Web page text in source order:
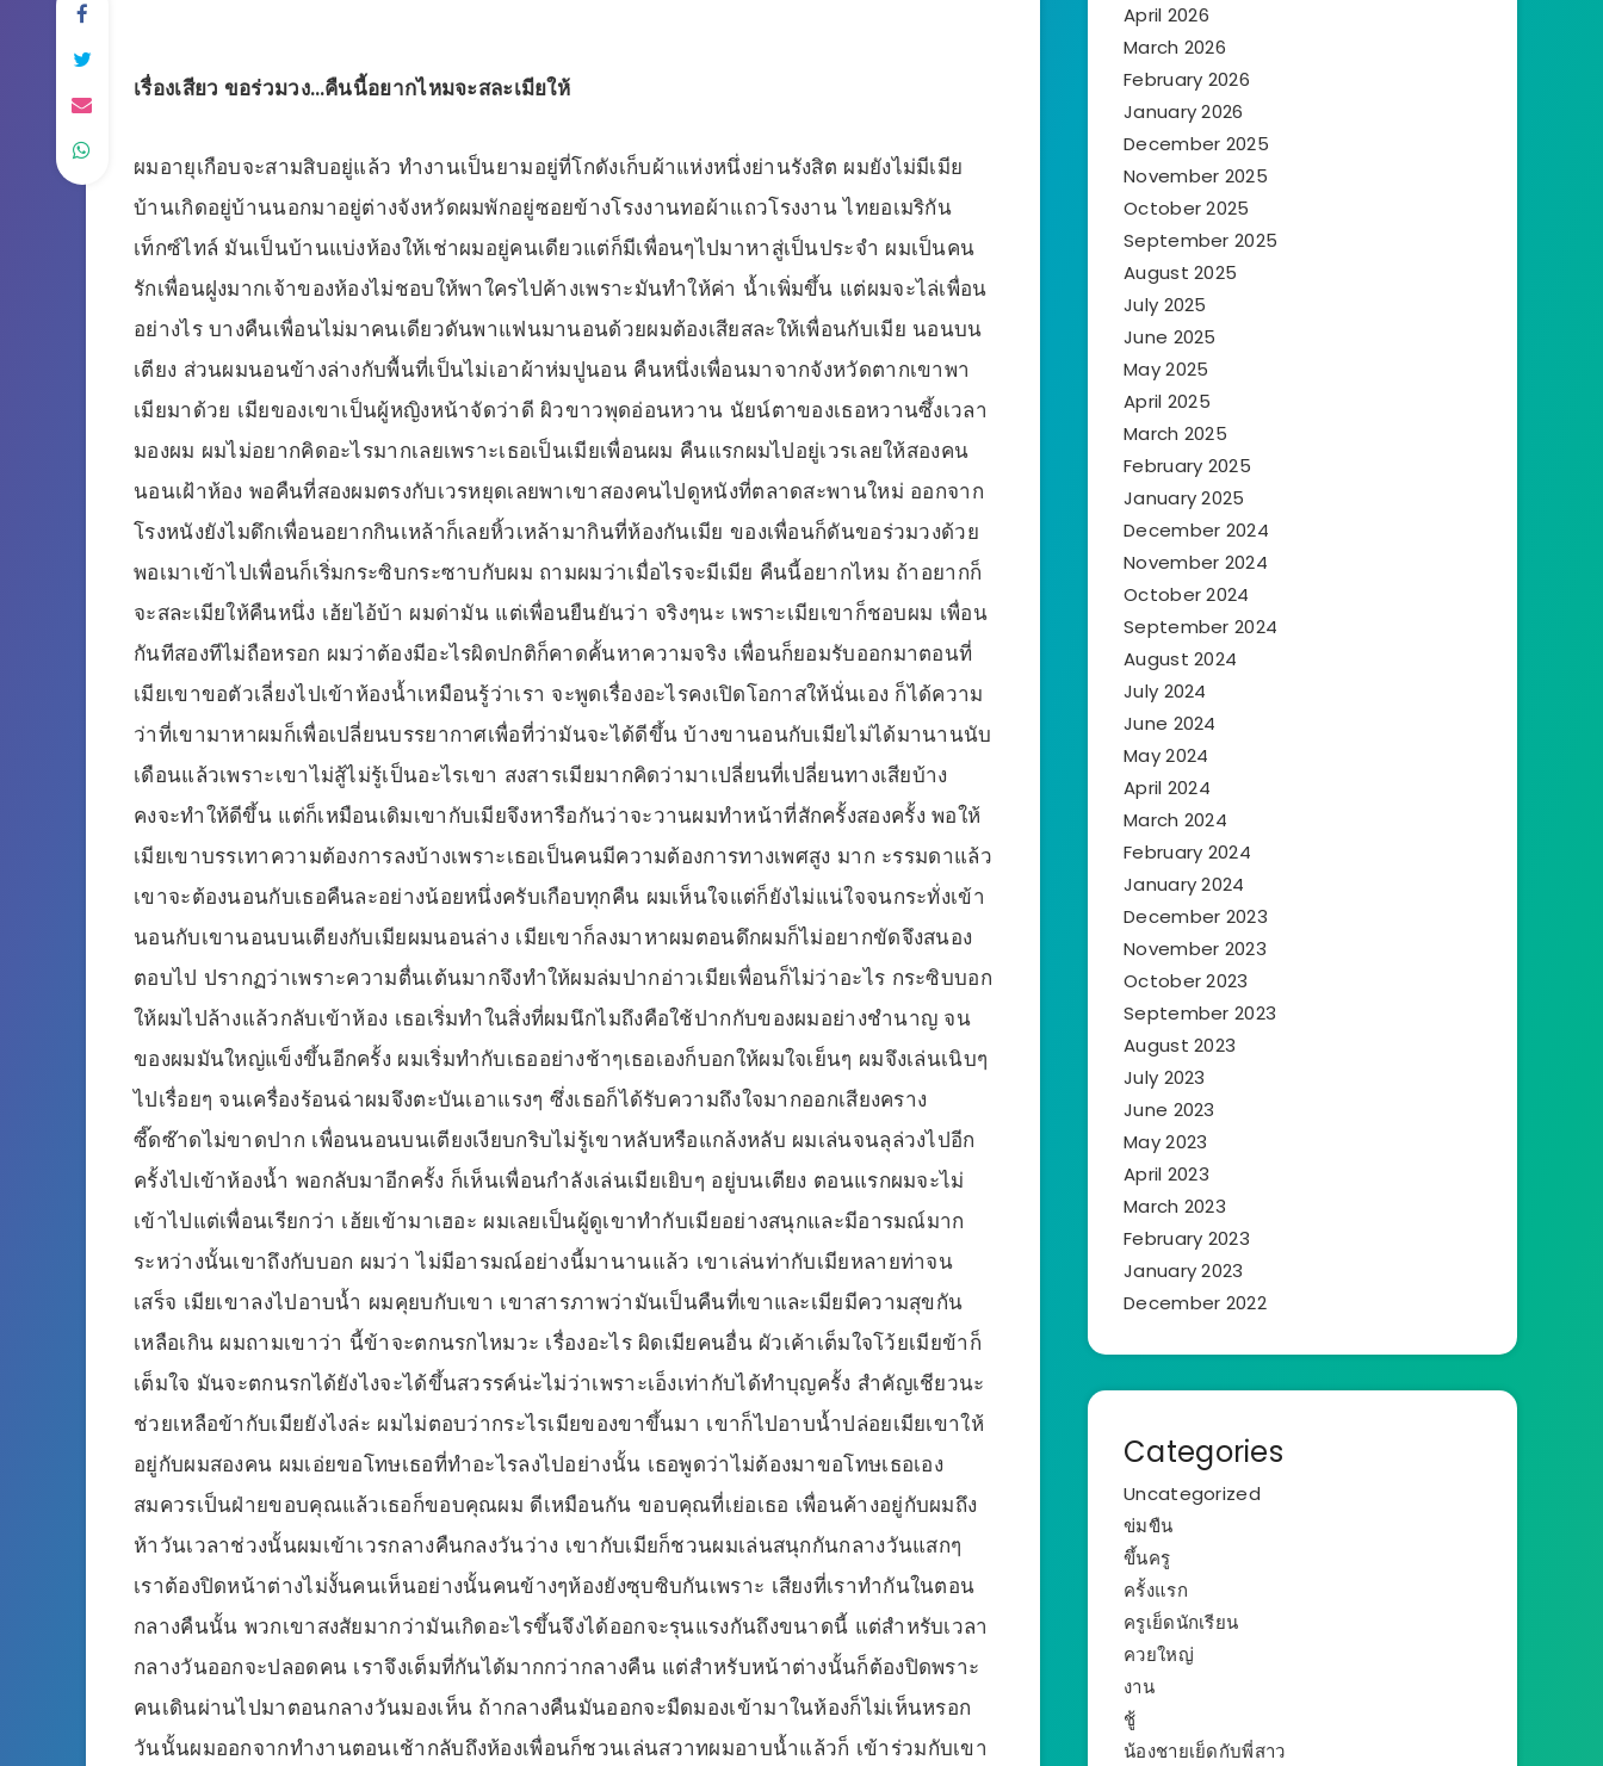
เรื่องเสียว ขอร่วมวง…คืนนี้อยากไหมจะสละเมียให้
ผมอายุเกือบจะสามสิบอยู่แล้ว ทำงานเป็นยามอยู่ที่โกดังเก็บผ้าแห่งหนึ่งย่านรังสิต ผมยังไม่มีเมีย
บ้านเกิดอยู่บ้านนอกมาอยู่ต่างจังหวัดผมพักอยู่ซอยข้างโรงงานทอผ้าแถวโรงงาน ไทยอเมริกัน
เท็กซ์ไทล์ มันเป็นบ้านแบ่งห้องให้เช่าผมอยู่คนเดียวแต่ก็มีเพื่อนๆไปมาหาสู่เป็นประจำ ผมเป็นคน
รักเพื่อนฝูงมากเจ้าของห้องไม่ชอบให้พาใครไปค้างเพราะมันทำให้ค่า น้ำเพิ่มขึ้น แต่ผมจะไล่เพื่อน
อย่างไร บางคืนเพื่อนไม่มาคนเดียวดันพาแฟนมานอนด้วยผมต้องเสียสละให้เพื่อนกับเมีย นอนบน
เตียง ส่วนผมนอนข้างล่างกับพื้นที่เป็นไม่เอาผ้าห่มปูนอน คืนหนึ่งเพื่อนมาจากจังหวัดตากเขาพา
เมียมาด้วย เมียของเขาเป็นผู้หญิงหน้าจัดว่าดี ผิวขาวพุดอ่อนหวาน นัยน์ตาของเธอหวานซึ้งเวลา
มองผม ผมไม่อยากคิดอะไรมากเลยเพราะเธอเป็นเมียเพื่อนผม คืนแรกผมไปอยู่เวรเลยให้สองคน
นอนเฝ้าห้อง พอคืนที่สองผมตรงกับเวรหยุดเลยพาเขาสองคนไปดูหนังที่ตลาดสะพานใหม่ ออกจาก
โรงหนังยังไมดึกเพื่อนอยากกินเหล้าก็เลยหิ้วเหล้ามากินที่ห้องกันเมีย ของเพื่อนก็ดันขอร่วมวงด้วย
พอเมาเข้าไปเพื่อนก็เริ่มกระซิบกระซาบกับผม ถามผมว่าเมื่อไรจะมีเมีย คืนนี้อยากไหม ถ้าอยากก็
จะสละเมียให้คืนหนึ่ง เฮ้ยไอ้บ้า ผมด่ามัน แต่เพื่อนยืนยันว่า จริงๆนะ เพราะเมียเขาก็ชอบผม เพื่อน
กันทีสองทีไม่ถือหรอก ผมว่าต้องมีอะไรผิดปกติก็คาดคั้นหาความจริง เพื่อนก็ยอมรับออกมาตอนที่
เมียเขาขอตัวเลี่ยงไปเข้าห้องน้ำเหมือนรู้ว่าเรา จะพูดเรื่องอะไรคงเปิดโอกาสให้นั่นเอง ก็ได้ความ
ว่าที่เขามาหาผมก็เพื่อเปลี่ยนบรรยากาศเพื่อที่ว่ามันจะได้ดีขึ้น บ้างขานอนกับเมียไม่ได้มานานนับ
เดือนแล้วเพราะเขาไม่สู้ไม่รู้เป็นอะไรเขา สงสารเมียมากคิดว่ามาเปลี่ยนที่เปลี่ยนทางเสียบ้าง
คงจะทำให้ดีขึ้น แต่ก็เหมือนเดิมเขากับเมียจึงหารือกันว่าจะวานผมทำหน้าที่สักครั้งสองครั้ง พอให้
เมียเขาบรรเทาความต้องการลงบ้างเพราะเธอเป็นคนมีความต้องการทางเพศสูง มาก ะรรมดาแล้ว
เขาจะต้องนอนกับเธอคืนละอย่างน้อยหนึ่งครับเกือบทุกคืน ผมเห็นใจแต่ก็ยังไม่แน่ใจจนกระทั่งเข้า
นอนกับเขานอนบนเตียงกับเมียผมนอนล่าง เมียเขาก็ลงมาหาผมตอนดึกผมก็ไม่อยากขัดจึงสนอง
ตอบไป ปรากฏว่าเพราะความตื่นเต้นมากจึงทำให้ผมล่มปากอ่าวเมียเพื่อนก็ไม่ว่าอะไร กระซิบบอก
ให้ผมไปล้างแล้วกลับเข้าห้อง เธอเริ่มทำในสิ่งที่ผมนึกไมถึงคือใช้ปากกับของผมอย่างชำนาญ จน
ของผมมันใหญ่แข็งขึ้นอีกครั้ง ผมเริ่มทำกับเธออย่างช้าๆเธอเองก็บอกให้ผมใจเย็นๆ ผมจึงเล่นเนิบๆ
ไปเรื่อยๆ จนเครื่องร้อนฉ่าผมจึงตะบันเอาแรงๆ ซึ่งเธอก็ได้รับความถึงใจมากออกเสียงคราง
ซี๊ดซ๊าดไม่ขาดปาก เพื่อนนอนบนเตียงเงียบกริบไม่รู้เขาหลับหรือแกล้งหลับ ผมเล่นจนลุล่วงไปอีก
ครั้งไปเข้าห้องน้ำ พอกลับมาอีกครั้ง ก็เห็นเพื่อนกำลังเล่นเมียเยิบๆ อยู่บนเตียง ตอนแรกผมจะไม่
เข้าไปแต่เพื่อนเรียกว่า เฮ้ยเข้ามาเฮอะ ผมเลยเป็นผู้ดูเขาทำกับเมียอย่างสนุกและมีอารมณ์มาก
ระหว่างนั้นเขาถึงกับบอก ผมว่า ไม่มีอารมณ์อย่างนี้มานานแล้ว เขาเล่นท่ากับเมียหลายท่าจน
เสร็จ เมียเขาลงไปอาบน้ำ ผมคุยบกับเขา เขาสารภาพว่ามันเป็นคืนที่เขาและเมียมีความสุขกัน
เหลือเกิน ผมถามเขาว่า นี้ข้าจะตกนรกไหมวะ เรื่องอะไร ผิดเมียคนอื่น ผัวเค้าเต็มใจโว้ยเมียข้าก็
เต็มใจ มันจะตกนรกได้ยังไงจะได้ขึ้นสวรรค์น่ะไม่ว่าเพราะเอ็งเท่ากับได้ทำบุญครั้ง สำคัญเชียวนะ
ช่วยเหลือข้ากับเมียยังไงล่ะ ผมไม่ตอบว่ากระไรเมียของขาขึ้นมา เขาก็ไปอาบน้ำปล่อยเมียเขาให้
อยู่กับผมสองคน ผมเอ่ยขอโทษเธอที่ทำอะไรลงไปอย่างนั้น เธอพูดว่าไม่ต้องมาขอโทษเธอเอง
สมควรเป็นฝ่ายขอบคุณแล้วเธอก็ขอบคุณผม ดีเหมือนกัน ขอบคุณที่เย่อเธอ เพื่อนค้างอยู่กับผมถึง
ห้าวันเวลาช่วงนั้นผมเข้าเวรกลางคืนกลงวันว่าง เขากับเมียก็ชวนผมเล่นสนุกกันกลางวันแสกๆ
เราต้องปิดหน้าต่างไม่งั้นคนเห็นอย่างนั้นคนข้างๆห้องยังซุบซิบกันเพราะ เสียงที่เราทำกันในตอน
กลางคืนนั้น พวกเขาสงสัยมากว่ามันเกิดอะไรขึ้นจึงได้ออกจะรุนแรงกันถึงขนาดนี้ แต่สำหรับเวลา
กลางวันออกจะปลอดคน เราจึงเต็มที่กันได้มากกว่ากลางคืน แต่สำหรับหน้าต่างนั้นก็ต้องปิดพราะ
คนเดินผ่านไปมาตอนกลางวันมองเห็น ถ้ากลางคืนมันออกจะมืดมองเข้ามาในห้องก็ไม่เห็นหรอก
วันนั้นผมออกจากทำงานตอนเช้ากลับถึงห้องเพื่อนก็ชวนเล่นสวาทผมอาบน้ำแล้วก็ เข้าร่วมกับเขา
April 2026
March 2026
February 2026
January 2026
December 2025
November 2025
October 2025
September 2025
August 2025
July 2025
June 2025
May 2025
April 2025
March 2025
February 2025
January 2025
December 2024
November 2024
October 2024
September 2024
August 2024
July 2024
June 2024
May 2024
April 2024
March 2024
February 2024
January 2024
December 2023
November 2023
October 2023
September 2023
August 2023
July 2023
June 2023
May 2023
April 2023
March 2023
February 2023
January 2023
December 2022
Categories
Uncategorized
ข่มขืน
ขึ้นครู
ครั้งแรก
ครูเย็ดนักเรียน
ควยใหญ่
งาน
ชู้
น้องชายเย็ดกับพี่สาว